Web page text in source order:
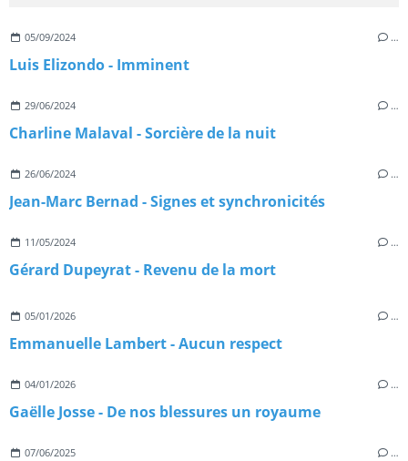
05/09/2024 …
Luis Elizondo - Imminent
29/06/2024 …
Charline Malaval - Sorcière de la nuit
26/06/2024 …
Jean-Marc Bernad - Signes et synchronicités
11/05/2024 …
Gérard Dupeyrat - Revenu de la mort
05/01/2026 …
Emmanuelle Lambert - Aucun respect
04/01/2026 …
Gaëlle Josse - De nos blessures un royaume
07/06/2025 …